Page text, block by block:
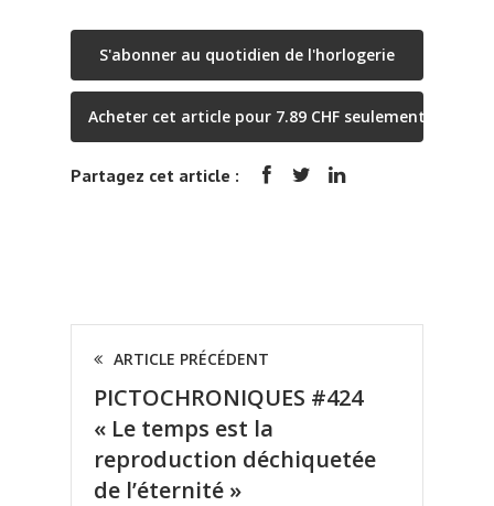
S'abonner au quotidien de l'horlogerie
Acheter cet article pour 7.89 CHF seulement
Partagez cet article :
ARTICLE PRÉCÉDENT
PICTOCHRONIQUES #424
« Le temps est la
reproduction déchiquetée
de l’éternité »